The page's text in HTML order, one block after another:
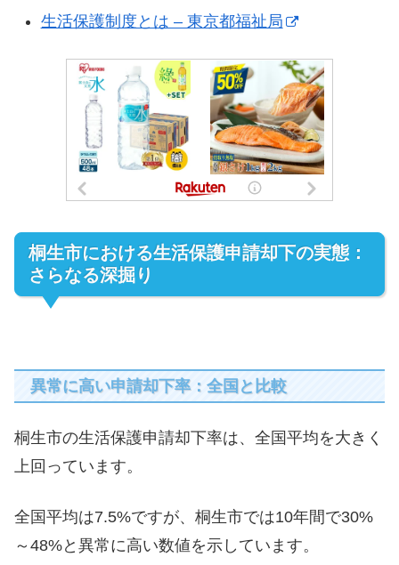
生活保護制度とは – 東京都福祉局
桐生市における生活保護申請却下の実態：
さらなる深掘り
異常に高い申請却下率：全国と比較
桐生市の生活保護申請却下率は、全国平均を大きく
上回っています。
全国平均は7.5%ですが、桐生市では10年間で30%
～48%と異常に高い数値を示しています。